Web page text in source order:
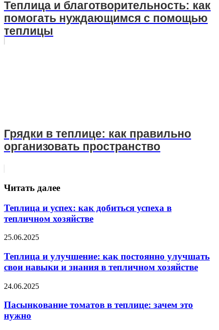
Теплица и благотворительность: как
помогать нуждающимся с помощью
теплицы
Грядки в теплице: как правильно
организовать пространство
Читать далее
Теплица и успех: как добиться успеха в
тепличном хозяйстве
25.06.2025
Теплица и улучшение: как постоянно улучшать
свои навыки и знания в тепличном хозяйстве
24.06.2025
Пасынкование томатов в теплице: зачем это
нужно